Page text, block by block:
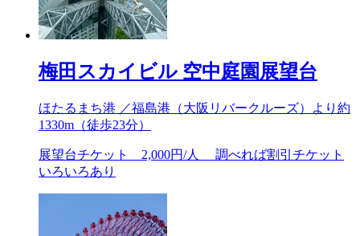
梅田スカイビル 空中庭園展望台
ほたるまち港 ／福島港（大阪リバークルーズ）より約
1330m （徒歩23分）
展望台チケット 2,000円/人 調べれば割引チケット
いろいろあり